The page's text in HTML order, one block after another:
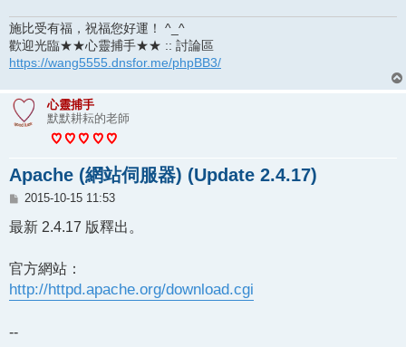
施比受有福，祝福您好運！ ^_^
歡迎光臨★★心靈捕手★★ :: 討論區
https://wang5555.dnsfor.me/phpBB3/
心靈捕手
默默耕耘的老師
Apache (網站伺服器) (Update 2.4.17)
文
2015-10-15 11:53
最新 2.4.17 版釋出。
官方網站：
http://httpd.apache.org/download.cgi
--